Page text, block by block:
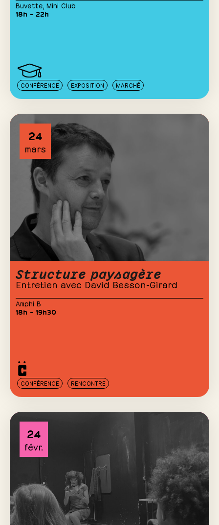
Buvette Mini Club
18h – 22h
CONFÉRENCE EXPOSITION MARCHÉ
24
mars
Structure paysagère
Entretien avec David Besson-Girard
Amphi B
18h – 19h30
CONFÉRENCE RENCONTRE
24
févr.